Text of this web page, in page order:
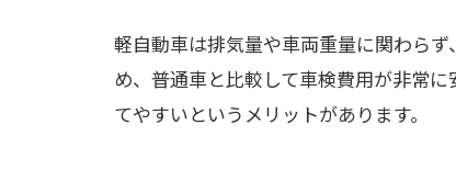
軽自動車は排気量や車両重量に関わら
め、普通車と比較して車検費用が非常
てやすいというメリットがあります。